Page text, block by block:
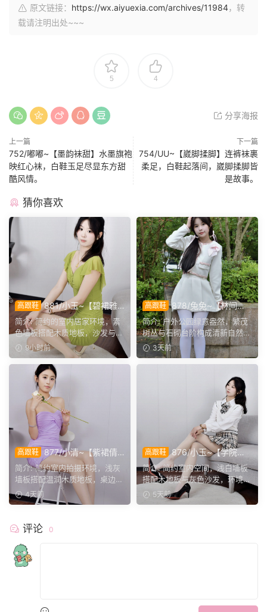
原文链接： https://wx.aiyuexia.com/archives/11984，转
载请注明出处~~~
5 4
分享海报
上一篇
752/嘟嘟~【墨韵袜甜】水墨旗袍
映红心袜，白鞋玉足尽显东方甜
酷风情。
下一篇
754/UU~【崴脚揉脚】连裤袜裹
柔足，白鞋起落间，崴脚揉脚皆
是故事。
猜你喜欢
高跟鞋 881/小玉~【碧裙雅
姿】一室柔光衬绿裙，错落姿
态尽显温婉格调。
简介: 简约的室内居家环境，素
色墙板搭配木质地板，沙发与办
公椅丰富场景层次。小...
9小时前
高跟鞋
878/兔兔~【林间甜
序】公园翠色环绕，粉白装
束，动静间尽显少女娇柔风
姿。
简介: 户外公园绿意盎然，繁茂
树丛与石砌台阶构成清新自然环
境。兔兔身着白调小香...
3天前
高跟鞋 877/小清~【紫裙倩
影】紫裙衬温婉，轻咳敛神
态，步履尽显优雅格调。
简介: 简约室内拍摄环境，浅灰
墙板搭配温润木质地板，桌边鲜
花点缀空间氛围。小清...
4天前
高跟鞋 876/小玉~【学院闲
叙】室间学院格调，抬脚轻卸
鞋履，尽显少女灵动姿态。
简介: 简约室内空间，浅白墙板
搭配木地板与灰色沙发，环境干
净素雅。小玉身着学院...
5天前
评论 0